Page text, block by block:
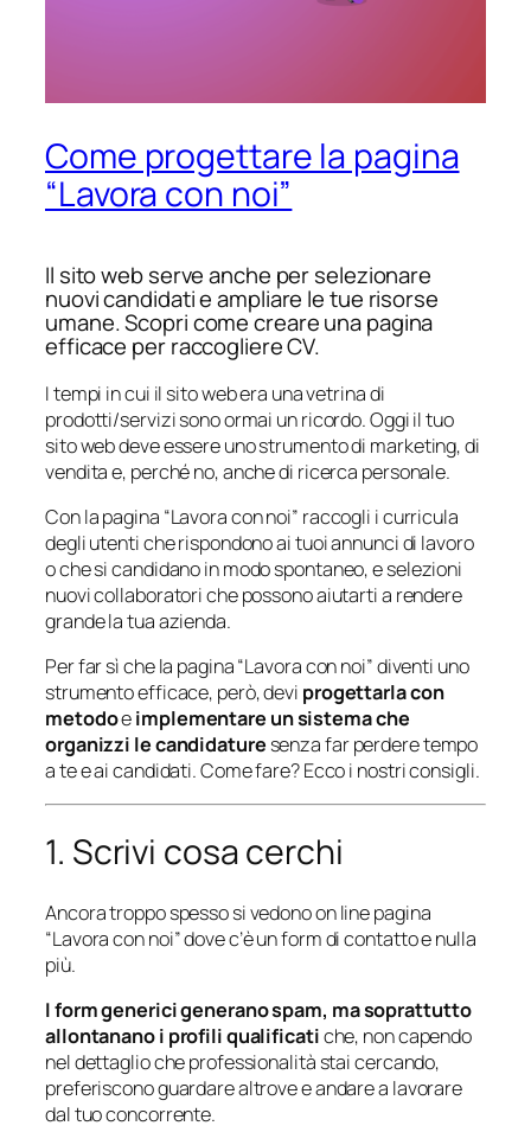
Come progettare la pagina
“Lavora con noi”
Il sito web serve anche per selezionare
nuovi candidati e ampliare le tue risorse
umane. Scopri come creare una pagina
efficace per raccogliere CV.
I tempi in cui il sito web era una vetrina di
prodotti/servizi sono ormai un ricordo. Oggi il tuo
sito web deve essere uno strumento di marketing, di
vendita e, perché no, anche di ricerca personale.
Con la pagina “Lavora con noi” raccogli i curricula
degli utenti che rispondono ai tuoi annunci di lavoro
o che si candidano in modo spontaneo, e selezioni
nuovi collaboratori che possono aiutarti a rendere
grande la tua azienda.
Per far sì che la pagina “Lavora con noi” diventi uno
strumento efficace, però, devi progettarla con
metodoeimplementare un sistema che
organizzi le candidature senza far perdere tempo
a te e ai candidati. Come fare? Ecco i nostri consigli.
1. Scrivi cosa cerchi
Ancora troppo spesso si vedono on line pagina
“Lavora con noi” dove c’è un form di contatto e nulla
più.
I form generici generano spam, ma soprattutto
allontanano i profili qualificatiche, non capendo
nel dettaglio che professionalità stai cercando,
preferiscono guardare altrove e andare a lavorare
dal tuo concorrente.